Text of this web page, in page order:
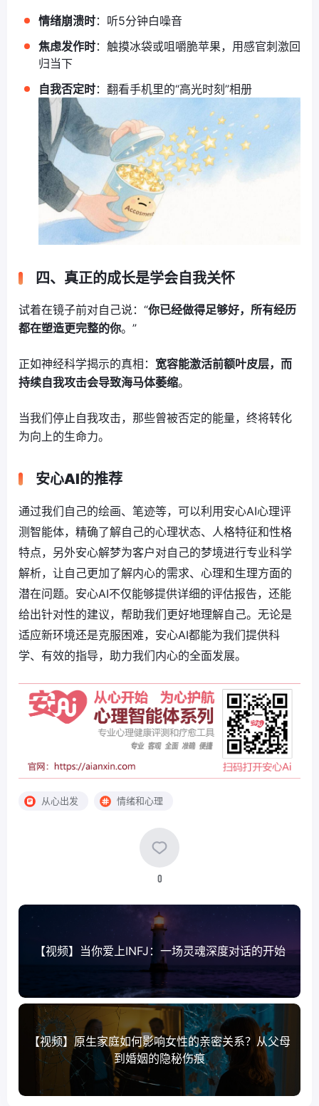
情绪崩溃时：听5分钟白噪音
焦虑发作时：触摸冰袋或咀嚼脆苹果，用感官刺激回
归当下
自我否定时：翻看手机里的“高光时刻”相册
四、真正的成长是学会自我关怀
试着在镜子前对自己说：“你已经做得足够好，所有经历
都在塑造更完整的你。”
正如神经科学揭示的真相： 宽容能激活前额叶皮层，而
持续自我攻击会导致海马体萎缩。
当我们停止自我攻击，那些曾被否定的能量，终将转化
为向上的生命力。
安心AI的推荐
通过我们自己的绘画、笔迹等，可以利用安心AI心理评
测智能体，精确了解自己的心理状态、人格特征和性格
特点，另外安心解梦为客户对自己的梦境进行专业科学
解析，让自己更加了解内心的需求、心理和生理方面的
潜在问题。安心AI不仅能够提供详细的评估报告，还能
给出针对性的建议，帮助我们更好地理解自己。无论是
适应新环境还是克服困难，安心AI都能为我们提供科
学、有效的指导，助力我们内心的全面发展。
从心出发 情绪和心理
0
【视频】当你爱上INFJ：一场灵魂深度对话的开始
【视频】原生家庭如何影响女性的亲密关系？从父母
到婚姻的隐秘伤痕